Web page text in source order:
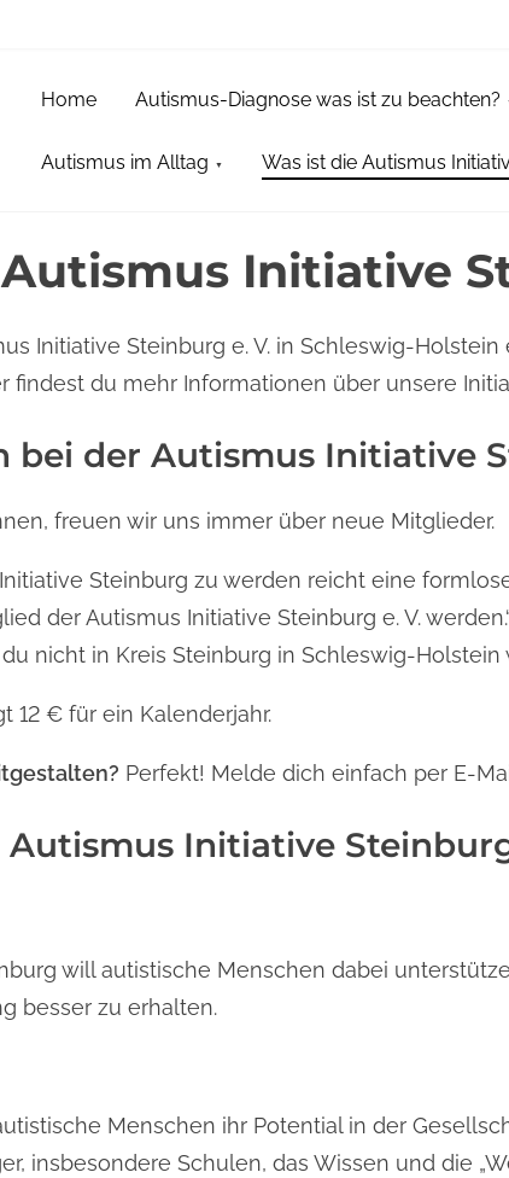
Home Autismus-Diagnose was ist zu beachten?
Autismus im Alltag Was ist die Autismus
Initiative
Initiative Steinburg e. V. in Schleswig-
findest du mehr Informationen über unsere
bei der Autismus Initiative
freuen wir uns immer über neue Mitglieder.
Steinburg zu werden reicht eine
der Autismus Initiative Steinburg e. V.
nicht in Kreis Steinburg in Schleswig-Holstein
12 € für ein Kalenderjahr.
Perfekt! Melde dich einfach per E-
Initiative
will autistische Menschen dabei
besser zu erhalten.
Menschen ihr Potential in der
insbesondere Schulen, das Wissen und die